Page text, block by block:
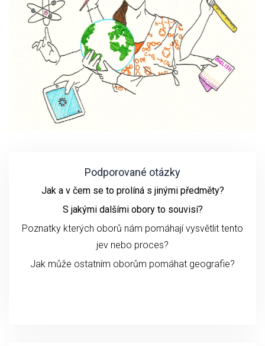
Podporované otázky
Jak a v čem se to prolíná s jinými předměty?
S jakými dalšími obory to souvisí?
Poznatky kterých oborů nám pomáhají vysvětlit tento
jev nebo proces?
Jak může ostatním oborům pomáhat geografie?